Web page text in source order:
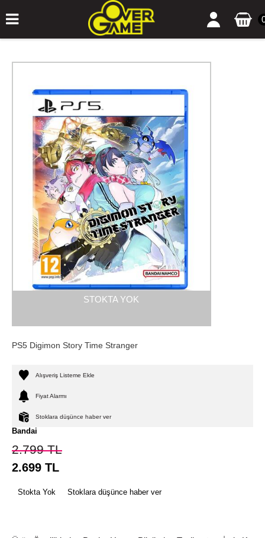
STOKTA YOK
PS5 Digimon Story Time Stranger
Alışveriş Listeme Ekle
Fiyat Alarmı
Stoklara düşünce haber ver
Bandai
2.799TL
2.699 TL
Stokta Yok Stoklara düşünce haber ver